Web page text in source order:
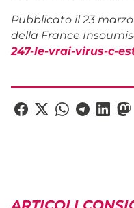
Pubblicato il 23
della France
247-le-vrai-virus-c-